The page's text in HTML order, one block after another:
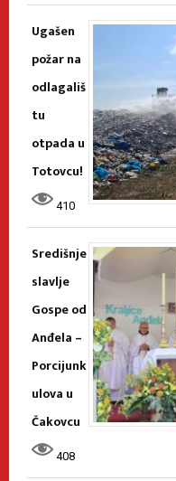
Ugašen
požar na
odlagališ
tu
otpada u
Totovcu!
410
Središnje
slavlje
Gospe od
Anđela –
Porcijunk
ulova u
Čakovcu
408